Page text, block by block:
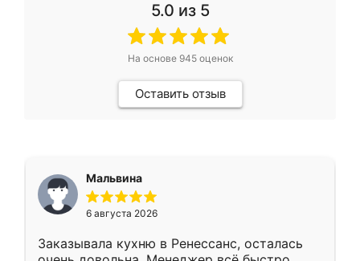
5.0 из 5
На основе 945оценок
Оставить отзыв
Мальвина
6 августа 2026
Заказывала кухню в Ренессанс, осталась